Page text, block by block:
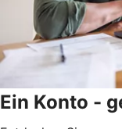
Ein Konto -